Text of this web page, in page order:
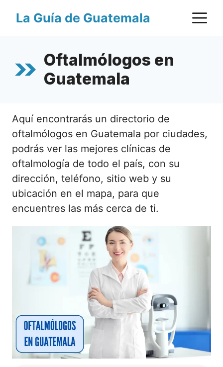
La Guía de Guatemala
Oftalmólogos en
Guatemala
Aquí encontrarás un directorio de
oftalmólogos en Guatemala por ciudades,
podrás ver las mejores clínicas de
oftalmología de todo el país, con su
dirección, teléfono, sitio web y su
ubicación en el mapa, para que
encuentres las más cerca de ti.